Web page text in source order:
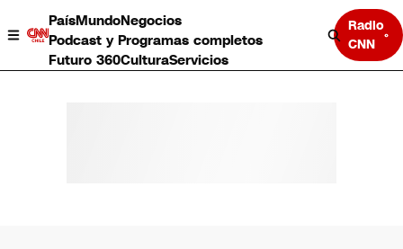
PaísMundoNegocios
Podcast y Programas completos
Futuro 360CulturaServicios
Radio
CNN